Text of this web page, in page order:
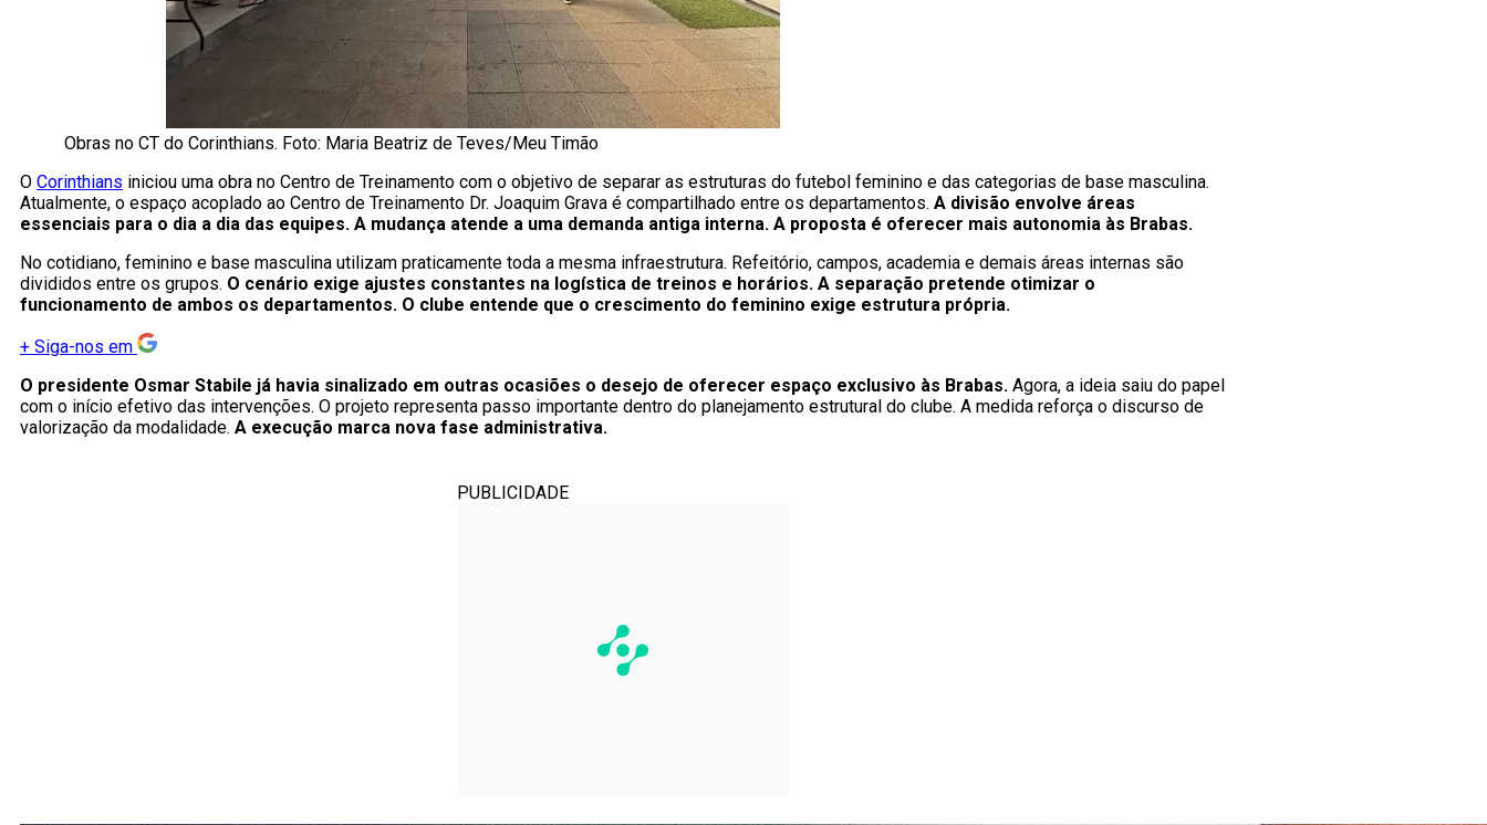
Obras no CT do Corinthians. Foto: Maria Beatriz de Teves/Meu Timão
O Corinthians iniciou uma obra no Centro de Treinamento com o objetivo de separar as estruturas do futebol feminino e das categorias de base masculina.
Atualmente, o espaço acoplado ao Centro de Treinamento Dr. Joaquim Grava é compartilhado entre os departamentos. A divisão envolve áreas
essenciais para o dia a dia das equipes. A mudança atende a uma demanda antiga interna. A proposta é oferecer mais autonomia às Brabas.
No cotidiano, feminino e base masculina utilizam praticamente toda a mesma infraestrutura. Refeitório, campos, academia e demais áreas internas são
divididos entre os grupos. O cenário exige ajustes constantes na logística de treinos e horários. A separação pretende otimizar o
funcionamento de ambos os departamentos. O clube entende que o crescimento do feminino exige estrutura própria.
+ Siga-nos em
O presidente Osmar Stabile já havia sinalizado em outras ocasiões o desejo de oferecer espaço exclusivo às Brabas. Agora, a ideia saiu do papel
com o início efetivo das intervenções. O projeto representa passo importante dentro do planejamento estrutural do clube. A medida reforça o discurso de
valorização da modalidade. A execução marca nova fase administrativa.
PUBLICIDADE